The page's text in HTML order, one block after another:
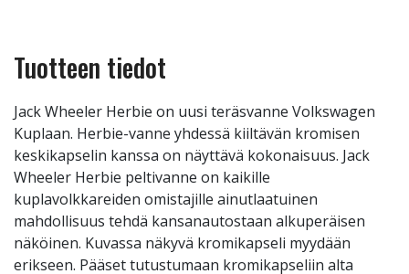
Tuotteen tiedot
Jack Wheeler Herbie on uusi teräsvanne Volkswagen
Kuplaan. Herbie-vanne yhdessä kiiltävän kromisen
keskikapselin kanssa on näyttävä kokonaisuus. Jack
Wheeler Herbie peltivanne on kaikille
kuplavolkkareiden omistajille ainutlaatuinen
mahdollisuus tehdä kansanautostaan alkuperäisen
näköinen. Kuvassa näkyvä kromikapseli myydään
erikseen. Pääset tutustumaan kromikapseliin alta